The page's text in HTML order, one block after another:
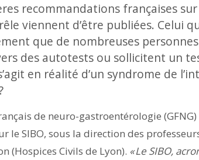
recommandations françaises
viennent d’être publiées. Celui
que de nombreuses
des autotests ou sollicitent un
en réalité d’un syndrome de
de neuro-gastroentérologie
le SIBO, sous la direction des
(Hospices Civils de Lyon). « Le SIBO,